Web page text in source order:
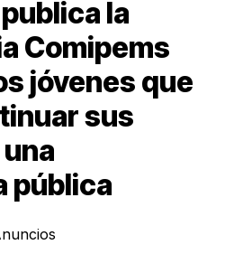
la
Comipems
jóvenes que
sus
pública